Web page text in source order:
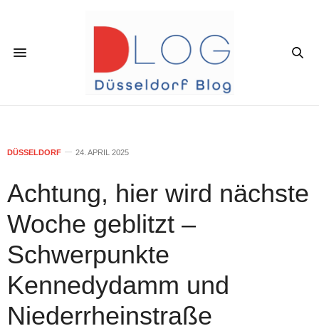
DÜSSELDORF 24. APRIL 2025
Achtung, hier wird nächste
Woche geblitzt –
Schwerpunkte
Kennedydamm und
Niederrheinstraße